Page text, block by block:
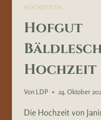
HOCHZEITEN
Hofgut
Hochzeit
Von LDP 24. Oktober
Die Hochzeit von